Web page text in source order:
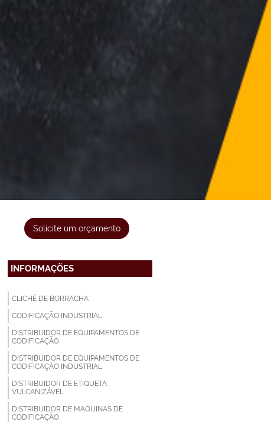
Solicite um orçamento
INFORMAÇÕES
CLICHÊ DE BORRACHA
CODIFICAÇÃO INDUSTRIAL
DISTRIBUIDOR DE EQUIPAMENTOS DE
CODIFICAÇÃO
DISTRIBUIDOR DE EQUIPAMENTOS DE
CODIFICAÇÃO INDUSTRIAL
DISTRIBUIDOR DE ETIQUETA
VULCANIZÁVEL
DISTRIBUIDOR DE MAQUINAS DE
CODIFICAÇÃO